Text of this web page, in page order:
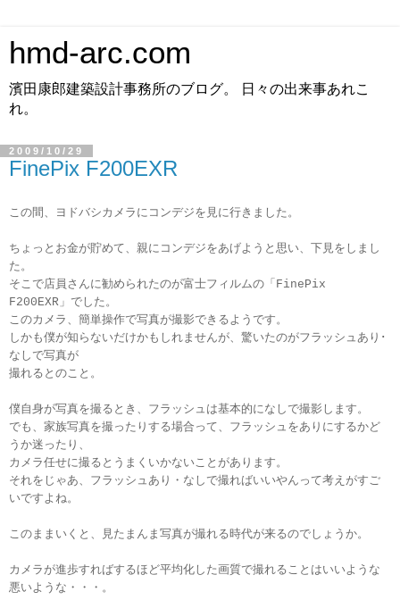
hmd-arc.com
濱田康郎建築設計事務所のブログ。 日々の出来事あれこ
れ。
2009/10/29
FinePix F200EXR
この間、ヨドバシカメラにコンデジを見に行きました。
ちょっとお金が貯めて、親にコンデジをあげようと思い、下見をしまし
た。
そこで店員さんに勧められたのが富士フィルムの 「FinePix
F200EXR」でした。
このカメラ、簡単操作で写真が撮影できるようです。
しかも僕が知らないだけかもしれませんが、驚いたのがフラッシュあり･
なしで写真が
撮れるとのこと。
僕自身が写真を撮るとき、フラッシュは基本的になしで撮影します。
でも、家族写真を撮ったりする場合って、フラッシュをありにするかど
うか迷ったり、
カメラ任せに撮るとうまくいかないことがあります。
それをじゃあ、フラッシュあり・なしで撮ればいいやんって考えがすご
いですよね。
このままいくと、見たまんま写真が撮れる時代が来るのでしょうか。
カメラが進歩すればするほど平均化した画質で撮れることはいいような
悪いような・・・。